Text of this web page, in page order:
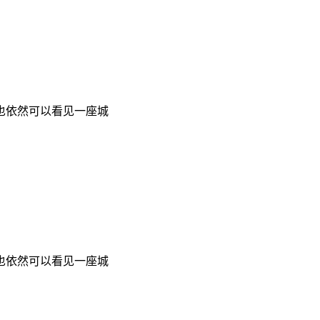
依然可以看见一座城
依然可以看见一座城